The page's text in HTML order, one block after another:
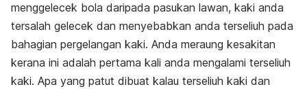
menggelecek bola daripada pasukan lawan, kaki anda
tersalah gelecek dan menyebabkan anda terseliuh pada
bahagian pergelangan kaki. Anda meraung kesakitan
kerana ini adalah pertama kali anda mengalami terseliuh
kaki. Apa yang patut dibuat kalau terseliuh kaki dan